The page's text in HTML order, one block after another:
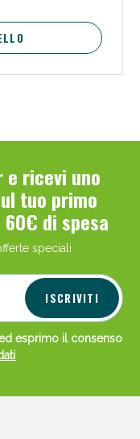
ricevi uno
tuo primo
di spesa
speciali
ISCRIVITI
esprimo il consenso